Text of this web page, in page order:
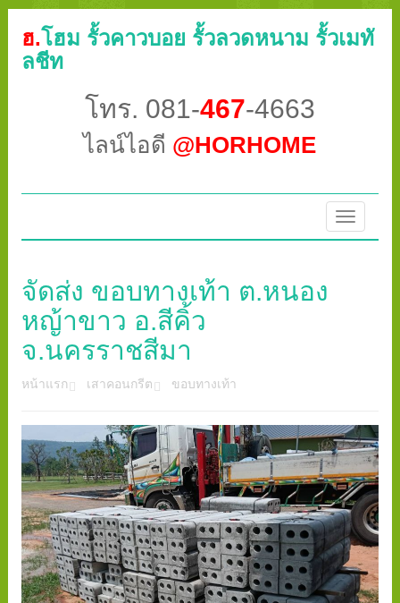
ฮ.โฮม รั้วคาวบอย รั้วลวดหนาม รั้วเมทั
ลชีท
โทร. 081-467-4663
ไลน์ไอดี @HORHOME
Toggle
จัดส่ง ขอบทางเท้า ต.หนอง
หญ้าขาว อ.สีคิ้ว
จ.นครราชสีมา
หน้าแรก เสาคอนกรีต ขอบทางเท้า